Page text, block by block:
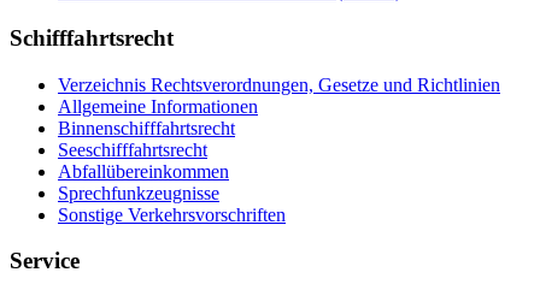
Schifffahrtsrecht
Verzeichnis Rechtsverordnungen, Gesetze und Richtlinien
Allgemeine Informationen
Binnenschifffahrtsrecht
Seeschifffahrtsrecht
Abfallübereinkommen
Sprechfunkzeugnisse
Sonstige Verkehrsvorschriften
Service